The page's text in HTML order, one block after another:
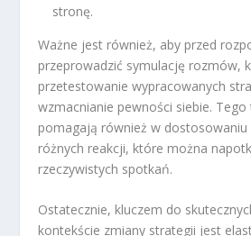
stronę.
Ważne jest również, aby przed
przeprowadzić symulację rozmów,
przetestowanie wypracowanych
wzmacnianie pewności siebie. Tego
pomagają również w
różnych reakcji, które można
rzeczywistych spotkań.
Ostatecznie, kluczem do
kontekście zmiany strategii jest